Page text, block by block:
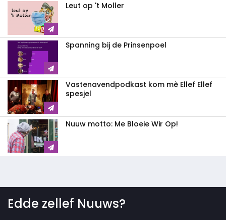
Leut op 't Moller
Spanning bij de Prinsenpoel
Vastenavendpodkast kom mè Ellef Ellef
spesjel
Nuuw motto: Me Bloeie Wir Op!
Edde zellef Nuuws?